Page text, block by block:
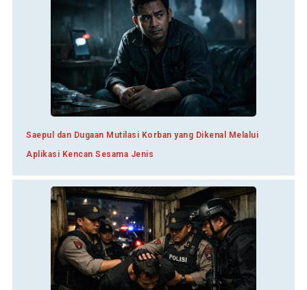
Saepul dan Dugaan Mutilasi Korban yang Dikenal Melalui
Aplikasi Kencan Sesama Jenis